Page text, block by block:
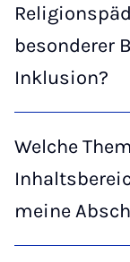
besonderer
Inklusion?
Welche
meine